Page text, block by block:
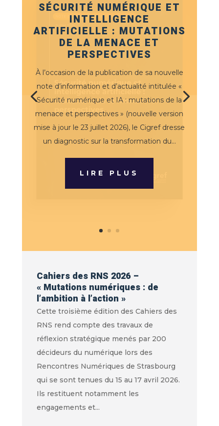
SÉCURITÉ NUMÉRIQUE ET
INTELLIGENCE
ARTIFICIELLE : MUTATIONS
DE LA MENACE ET
PERSPECTIVES
À l’occasion de la publication de sa nouvelle
note d’information et d’actualité intitulée «
Sécurité numérique et IA : mutations de la
menace et perspectives » (nouvelle version
mise à jour le 23 juillet 2026), le Cigref dresse
un diagnostic sur la transformation du...
LIRE PLUS
Cahiers des RNS 2026 –
« Mutations numériques : de
l’ambition à l’action »
Cette troisième édition des Cahiers des
RNS rend compte des travaux de
réflexion stratégique menés par 200
décideurs du numérique lors des
Rencontres Numériques de Strasbourg
qui se sont tenues du 15 au 17 avril 2026.
Ils restituent notamment les
engagements et...